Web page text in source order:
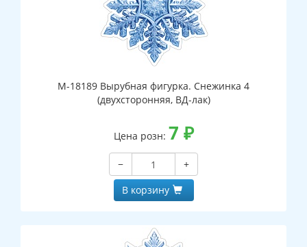
М-18189 Вырубная фигурка. Снежинка 4
(двухсторонняя, ВД-лак)
Цена розн: 7 ₽
−
+
В корзину